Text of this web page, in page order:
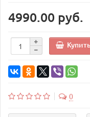
4990.00 руб.
Купить
0